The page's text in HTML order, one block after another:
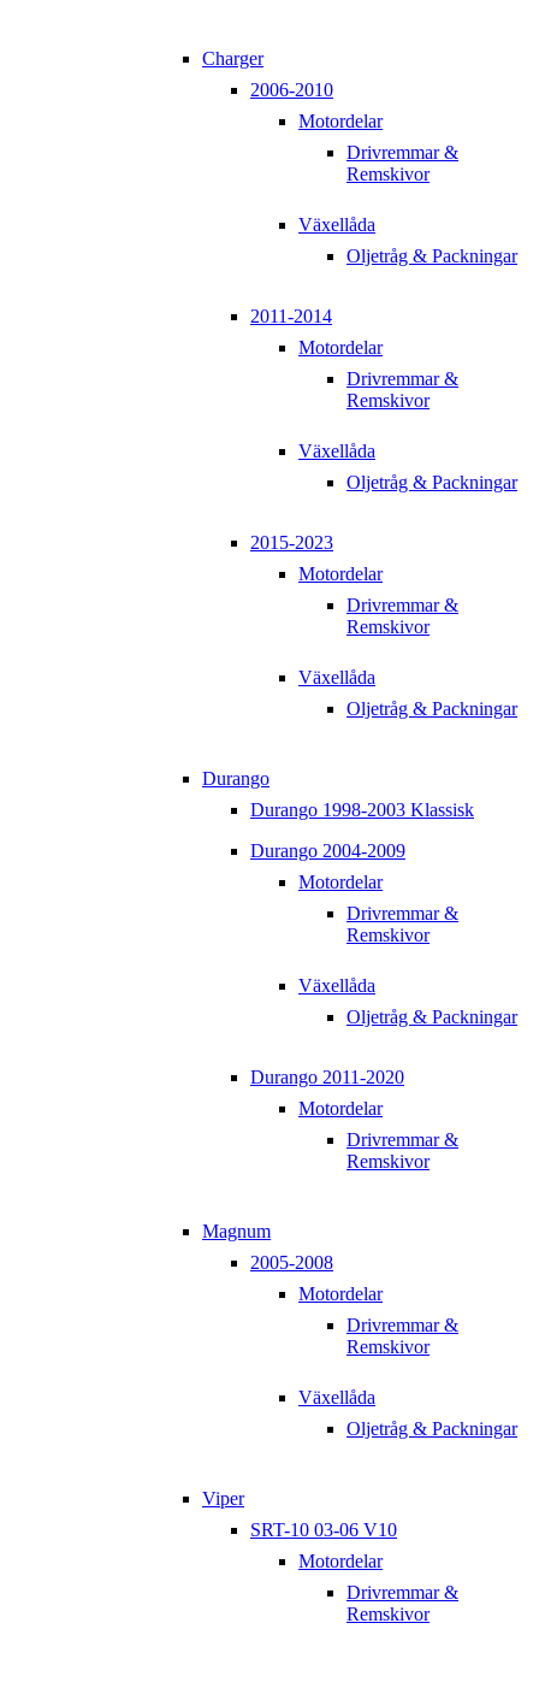
Charger
2006-2010
Motordelar
Drivremmar &
Remskivor
Växellåda
Oljetråg & Packningar
2011-2014
Motordelar
Drivremmar &
Remskivor
Växellåda
Oljetråg & Packningar
2015-2023
Motordelar
Drivremmar &
Remskivor
Växellåda
Oljetråg & Packningar
Durango
Durango 1998-2003 Klassisk
Durango 2004-2009
Motordelar
Drivremmar &
Remskivor
Växellåda
Oljetråg & Packningar
Durango 2011-2020
Motordelar
Drivremmar &
Remskivor
Magnum
2005-2008
Motordelar
Drivremmar &
Remskivor
Växellåda
Oljetråg & Packningar
Viper
SRT-10 03-06 V10
Motordelar
Drivremmar &
Remskivor